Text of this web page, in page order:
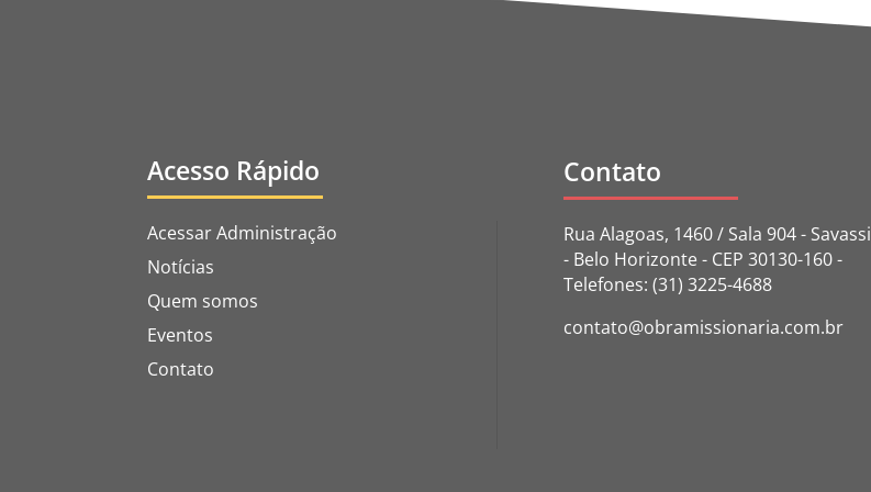
Acesso Rápido
Acessar Administração
Notícias
Quem somos
Eventos
Contato
Contato
Rua Alagoas, 1460 / Sala 904 - Savassi
- Belo Horizonte - CEP 30130-160 -
Telefones: (31) 3225-4688
contato@obramissionaria.com.br